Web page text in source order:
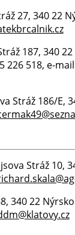
27, 340 22
187, 340
226 518, e-
Stráž 186/E,
Stráž 10,
340 22 Nýrsko